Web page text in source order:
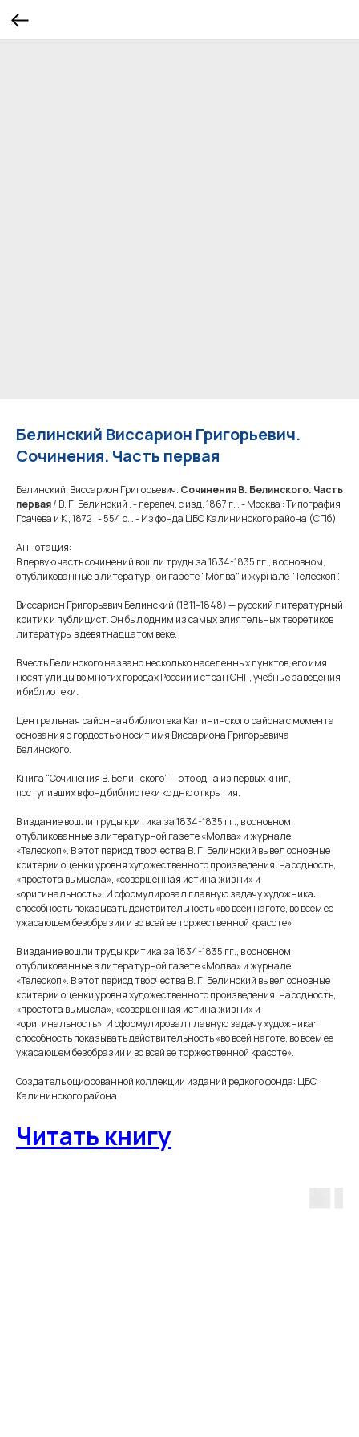
Белинский Виссарион Григорьевич.
Сочинения. Часть первая
Белинский, Виссарион Григорьевич. Сочинения В. Белинского. Часть
первая/ В. Г. Белинский . - перепеч. с изд. 1867 г. . - Москва : Типография
Грачева и К , 1872 . - 554 с. . - Из фонда ЦБС Калининского района (СПб)
Аннотация:
В первую часть сочинений вошли труды за 1834-1835 гг., в основном,
опубликованные в литературной газете "Молва" и журнале "Телескоп".
Виссарион Григорьевич Белинский (1811–1848) — русский литературный
критик и публицист. Он был одним из самых влиятельных теоретиков
литературы в девятнадцатом веке.
В честь Белинского названо несколько населенных пунктов, его имя
носят улицы во многих городах России и стран СНГ, учебные заведения
и библиотеки.
Центральная районная библиотека Калининского района с момента
основания с гордостью носит имя Виссариона Григорьевича
Белинского.
Книга “Сочинения В. Белинского” — это одна из первых книг,
поступивших в фонд библиотеки ко дню открытия.
В издание вошли труды критика за 1834-1835 гг., в основном,
опубликованные в литературной газете «Молва» и журнале
«Телескоп». В этот период творчества В. Г. Белинский вывел основные
критерии оценки уровня художественного произведения: народность,
«простота вымысла», «совершенная истина жизни» и
«оригинальность». И сформулировал главную задачу художника:
способность показывать действительность «во всей наготе, во всем ее
ужасающем безобразии и во всей ее торжественной красоте»
В издание вошли труды критика за 1834-1835 гг., в основном,
опубликованные в литературной газете «Молва» и журнале
«Телескоп». В этот период творчества В. Г. Белинский вывел основные
критерии оценки уровня художественного произведения: народность,
«простота вымысла», «совершенная истина жизни» и
«оригинальность». И сформулировал главную задачу художника:
способность показывать действительность «во всей наготе, во всем ее
ужасающем безобразии и во всей ее торжественной красоте».
Создатель оцифрованной коллекции изданий редкого фонда: ЦБС
Калининского района
Читать книгу